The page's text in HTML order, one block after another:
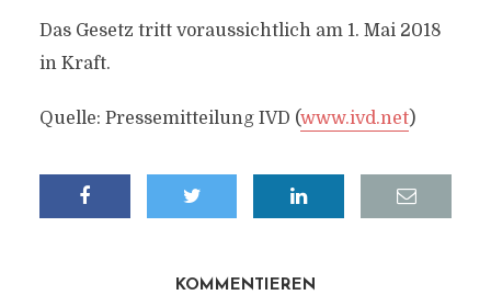
Das Gesetz tritt voraussichtlich am 1. Mai 2018
in Kraft.
Quelle: Pressemitteilung IVD (www.ivd.net)
KOMMENTIEREN